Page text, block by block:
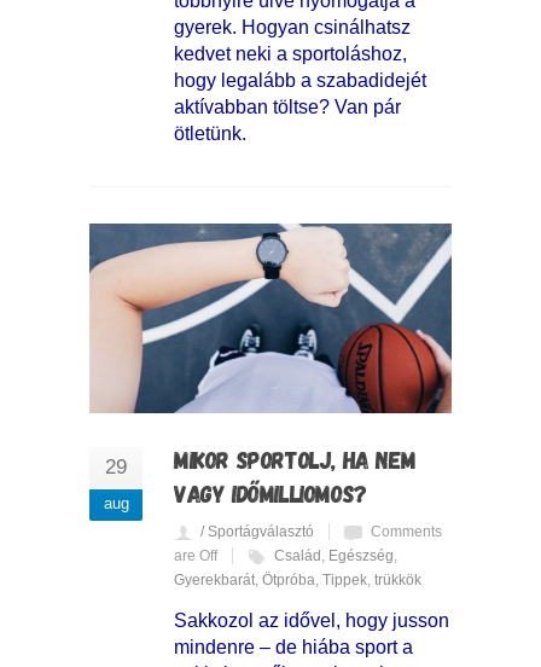
gyerek. Hogyan csinálhatsz
kedvet neki a sportoláshoz,
hogy legalább a szabadidejét
aktívabban töltse? Van pár
ötletünk.
29
aug
MIKOR SPORTOLJ, HA NEM
VAGY IDŐMILLIOMOS?
/ Sportágválasztó
Comments
are Off
Család, Egészség,
Gyerekbarát, Ötpróba, Tippek, trükkök
Sakkozol az idővel, hogy jusson
mindenre – de hiába sport a